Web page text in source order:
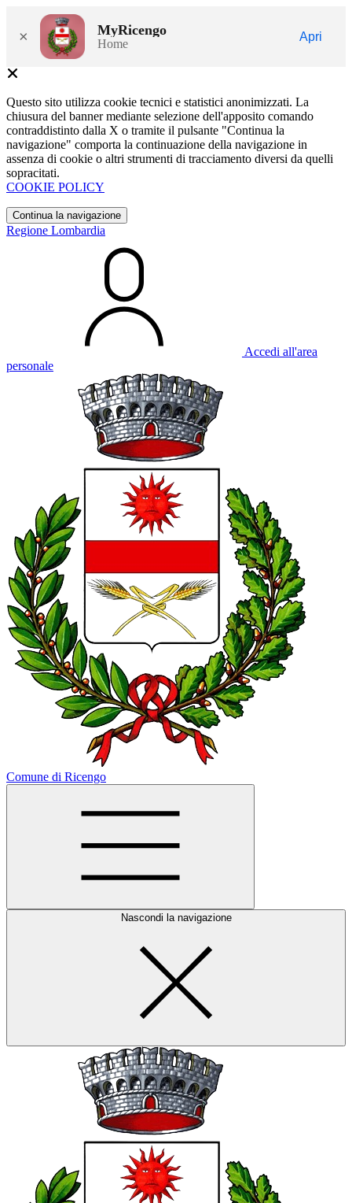
× MyRicengo
Home
Apri
Questo sito utilizza cookie tecnici e statistici anonimizzati. La
chiusura del banner mediante selezione dell'apposito comando
contraddistinto dalla X o tramite il pulsante "Continua la
navigazione" comporta la continuazione della navigazione in
assenza di cookie o altri strumenti di tracciamento diversi da quelli
sopracitati.
COOKIE POLICY
Continua la navigazione
Regione Lombardia
Accedi all'area
personale
Comune di Ricengo
Nascondi la navigazione